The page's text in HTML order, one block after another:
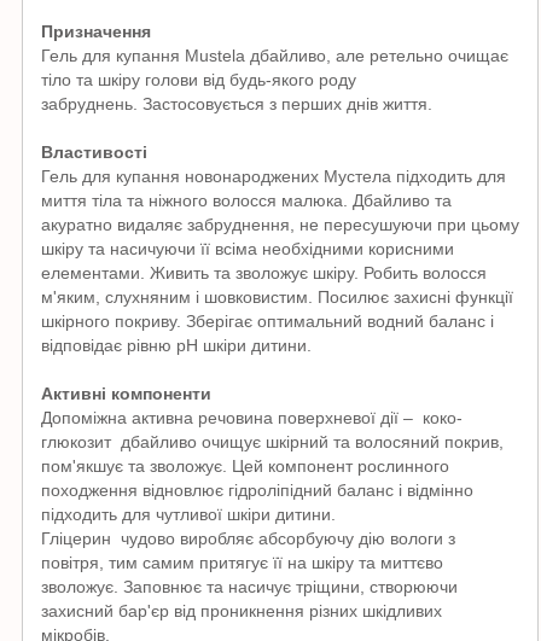
Призначення
Гель для купання Mustela дбайливо, але ретельно очищає
тіло та шкіру голови від будь-якого роду
забруднень. Застосовується з перших днів життя.
Властивості
Гель для купання новонароджених Мустела підходить для
миття тіла та ніжного волосся малюка. Дбайливо та
акуратно видаляє забруднення, не пересушуючи при цьому
шкіру та насичуючи її всіма необхідними корисними
елементами. Живить та зволожує шкіру. Робить волосся
м'яким, слухняним і шовковистим. Посилює захисні функції
шкірного покриву. Зберігає оптимальний водний баланс і
відповідає рівню рН шкіри дитини.
Активні компоненти
Допоміжна активна речовина поверхневої дії – коко-
глюкозитдбайливо очищує шкірний та волосяний покрив,
пом'якшує та зволожує. Цей компонент рослинного
походження відновлює гідроліпідний баланс і відмінно
підходить для чутливої ​​шкіри дитини.
Гліцерин чудово виробляє абсорбуючу дію вологи з
повітря, тим самим притягує її на шкіру та миттєво
зволожує. Заповнює та насичує тріщини, створюючи
захисний бар'єр від проникнення різних шкідливих
мікробів.